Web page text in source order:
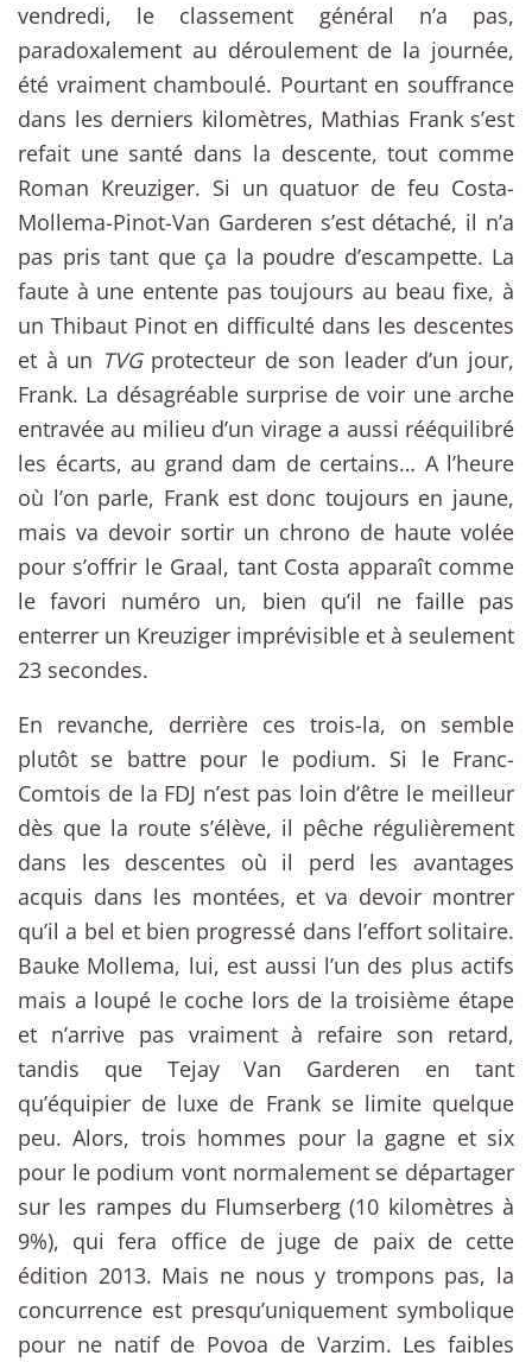
vendredi, le classement général n’a pas,
paradoxalement au déroulement de la journée,
été vraiment chamboulé. Pourtant en souffrance
dans les derniers kilomètres, Mathias Frank s’est
refait une santé dans la descente, tout comme
Roman Kreuziger. Si un quatuor de feu Costa-
Mollema-Pinot-Van Garderen s’est détaché, il n’a
pas pris tant que ça la poudre d’escampette. La
faute à une entente pas toujours au beau fixe, à
un Thibaut Pinot en difficulté dans les descentes
et à un TVGprotecteur de son leader d’un jour,
Frank. La désagréable surprise de voir une arche
entravée au milieu d’un virage a aussi rééquilibré
les écarts, au grand dam de certains… A l’heure
où l’on parle, Frank est donc toujours en jaune,
mais va devoir sortir un chrono de haute volée
pour s’offrir le Graal, tant Costa apparaît comme
le favori numéro un, bien qu’il ne faille pas
enterrer un Kreuziger imprévisible et à seulement
23 secondes.
En revanche, derrière ces trois-la, on semble
plutôt se battre pour le podium. Si le Franc-
Comtois de la FDJ n’est pas loin d’être le meilleur
dès que la route s’élève, il pêche régulièrement
dans les descentes où il perd les avantages
acquis dans les montées, et va devoir montrer
qu’il a bel et bien progressé dans l’effort solitaire.
Bauke Mollema, lui, est aussi l’un des plus actifs
mais a loupé le coche lors de la troisième étape
et n’arrive pas vraiment à refaire son retard,
tandis que Tejay Van Garderen en tant
qu’équipier de luxe de Frank se limite quelque
peu. Alors, trois hommes pour la gagne et six
pour le podium vont normalement se départager
sur les rampes du Flumserberg (10 kilomètres à
9%), qui fera office de juge de paix de cette
édition 2013. Mais ne nous y trompons pas, la
concurrence est presqu’uniquement symbolique
pour ne natif de Povoa de Varzim. Les faibles